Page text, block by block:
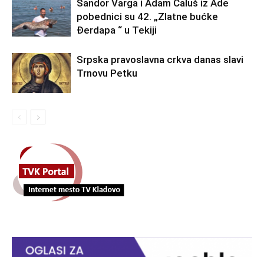
Šandor Varga i Adam Ćaluš iz Ade
pobednici su 42. „Zlatne bućke
Đerdapa “ u Tekiji
Srpska pravoslavna crkva danas slavi
Trnovu Petku